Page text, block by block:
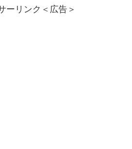
ーリンク＜広告＞